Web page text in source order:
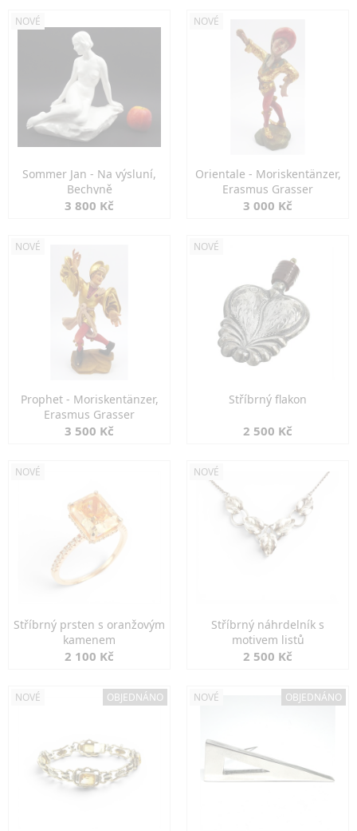
NOVÉ
Sommer Jan - Na výsluní,
Bechyně
3 800 Kč
NOVÉ
Orientale - Moriskentänzer,
Erasmus Grasser
3 000 Kč
NOVÉ
Prophet - Moriskentänzer,
Erasmus Grasser
3 500 Kč
NOVÉ
Stříbrný flakon
2 500 Kč
NOVÉ
Stříbrný prsten s oranžovým
kamenem
2 100 Kč
NOVÉ
Stříbrný náhrdelník s
motivem listů
2 500 Kč
NOVÉ OBJEDNÁNO NOVÉ OBJEDNÁNO